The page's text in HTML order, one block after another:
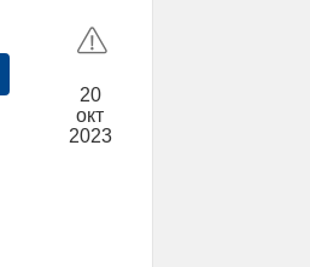
20
окт
2023